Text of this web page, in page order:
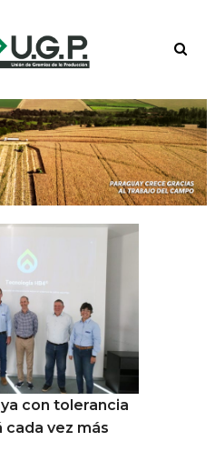
con tolerancia
cada vez más